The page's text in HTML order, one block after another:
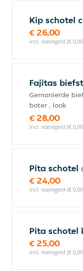
Kip schotel
€ 26,00
incl. statiegeld (€
Fajitas
Gemanierde
boter , look
€ 28,00
incl. statiegeld (€
Pita schotel
€ 24,00
incl. statiegeld (€
Pita schotel
€ 25,00
incl. statiegeld (€